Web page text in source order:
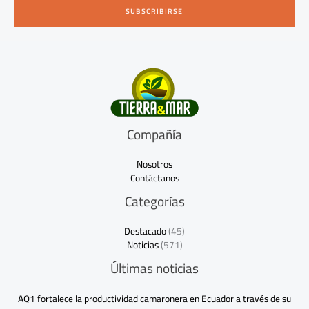
*
SUBSCRIBIRSE
Compañía
Nosotros
Contáctanos
Categorías
Destacado(45)
Noticias(571)
Últimas noticias
AQ1 fortalece la productividad camaronera en Ecuador a través de su